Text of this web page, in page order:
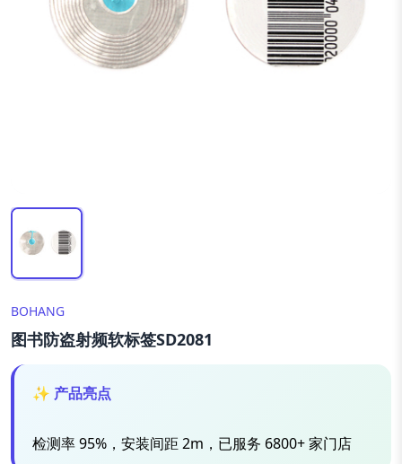
BOHANG
图书防盗射频软标签SD2081
✨ 产品亮点
检测率 95%，安装间距 2m，已服务 6800+ 家门店